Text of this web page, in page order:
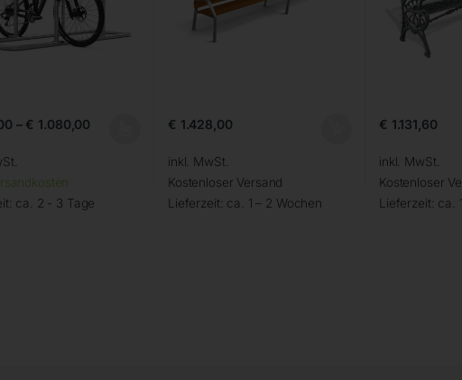
– € 1.080,00
ca. 2 - 3 Tage
€ 1.428,00
inkl. MwSt.
Kostenloser Versand
Lieferzeit: ca. 1 – 2 Wochen
€ 1.131,60
inkl. MwSt.
Kostenloser
Lieferzeit: ca.